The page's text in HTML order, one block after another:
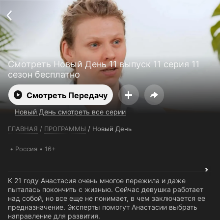
Смотреть Новый День 11 выпуск 11 серия 11
сезон бесплатно
Смотреть Передачу
Новый День смотреть все серии
ГЛАВНАЯ / ПРОГРАММЫ / Новый День
Россия 16+
К 21 году Анастасия очень многое пережила и даже
пыталась покончить с жизнью. Сейчас девушка работает
над собой, но все еще не понимает, в чем заключается ее
предназначение. Эксперты помогут Анастасии выбрать
направление для развития.
+7 (727) 323 10 92
Пользовательское соглашение
Политика конфиденциальности
Открыть приложение
Ввести промокод